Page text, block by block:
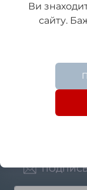
Ви
сайту.